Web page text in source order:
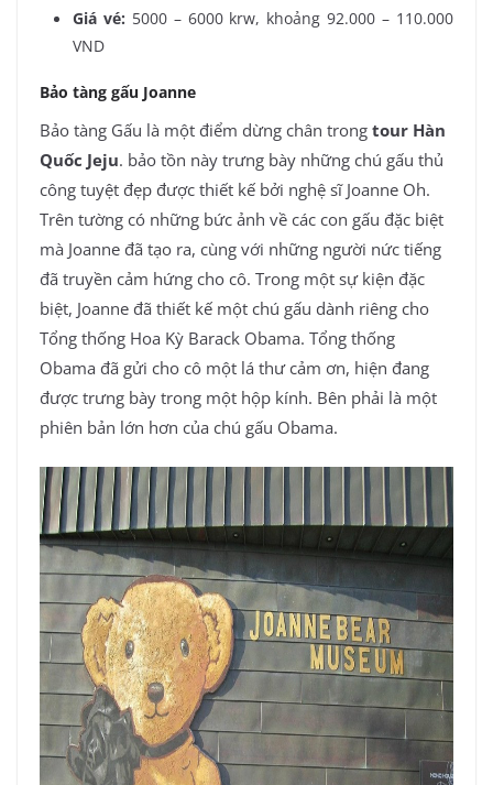
Giá vé: 5000 – 6000 krw, khoảng 92.000 – 110.000
VND
Bảo tàng gấu Joanne
Bảo tàng Gấu là một điểm dừng chân trong tour Hàn
Quốc Jeju. bảo tồn này trưng bày những chú gấu thủ
công tuyệt đẹp được thiết kế bởi nghệ sĩ Joanne Oh.
Trên tường có những bức ảnh về các con gấu đặc biệt
mà Joanne đã tạo ra, cùng với những người nức tiếng
đã truyền cảm hứng cho cô. Trong một sự kiện đặc
biệt, Joanne đã thiết kế một chú gấu dành riêng cho
Tổng thống Hoa Kỳ Barack Obama. Tổng thống
Obama đã gửi cho cô một lá thư cảm ơn, hiện đang
được trưng bày trong một hộp kính. Bên phải là một
phiên bản lớn hơn của chú gấu Obama.